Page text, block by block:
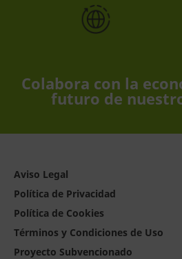
Colabora con la
futuro de
Aviso Legal
Política de Privacidad
Política de Cookies
Términos y Condiciones de Uso
Proyecto Subvencionado